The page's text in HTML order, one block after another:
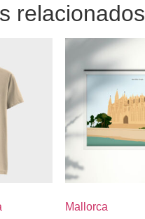
relacionados
Mallorca